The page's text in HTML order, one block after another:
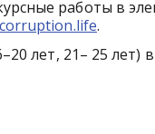
работы в
.
лет, 21– 25